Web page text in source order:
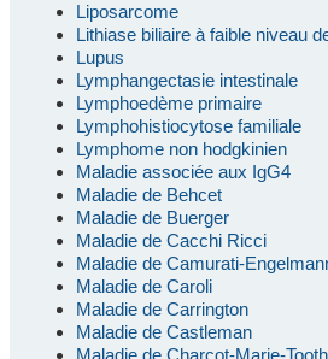
Liposarcome
Lithiase biliaire à faible niveau
Lupus
Lymphangectasie intestinale
Lymphoedème primaire
Lymphohistiocytose familiale
Lymphome non hodgkinien
Maladie associée aux IgG4
Maladie de Behcet
Maladie de Buerger
Maladie de Cacchi Ricci
Maladie de Camurati-
Maladie de Caroli
Maladie de Carrington
Maladie de Castleman
Maladie de Charcot-Marie-Tooth